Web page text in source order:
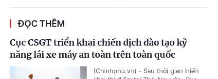
ĐỌC THÊM
Cục CSGT triển khai chiến dịch đào tạo kỹ
năng lái xe máy an toàn trên toàn quốc
(Chinhphu.vn) - Sau thời gian triển